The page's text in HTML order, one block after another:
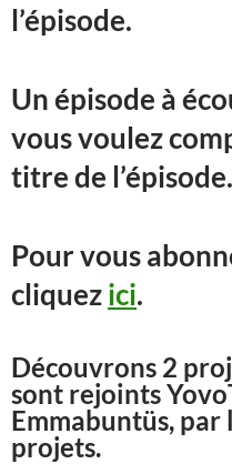
l’épisode.
Un épisode à
vous voulez
titre de l’épisode.
Pour vous
cliquezici.
Découvrons 2
sont rejoints
Emmabuntüs, par
projets.